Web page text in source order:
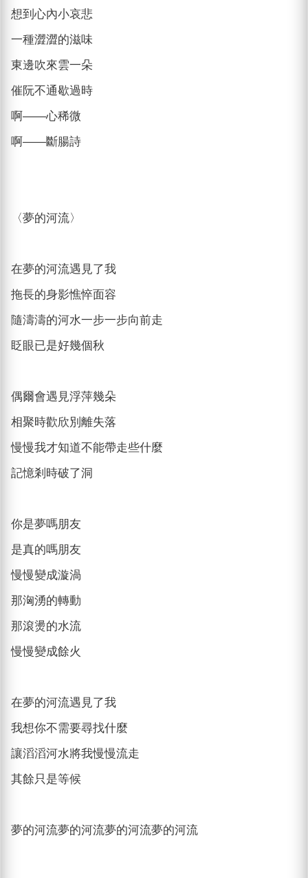
想到心內小哀悲
一種澀澀的滋味
東邊吹來雲一朵
催阮不通歇過時
啊——心稀微
啊——斷腸詩
〈夢的河流〉
在夢的河流遇見了我
拖長的身影憔悴面容
隨濤濤的河水一步一步向前走
眨眼已是好幾個秋
偶爾會遇見浮萍幾朵
相聚時歡欣別離失落
慢慢我才知道不能帶走些什麼
記憶剎時破了洞
你是夢嗎朋友
是真的嗎朋友
慢慢變成漩渦
那洶湧的轉動
那滾燙的水流
慢慢變成餘火
在夢的河流遇見了我
我想你不需要尋找什麼
讓滔滔河水將我慢慢流走
其餘只是等候
夢的河流夢的河流夢的河流夢的河流